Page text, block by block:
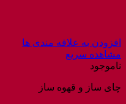
افزودن به علاقه مندی ها
مشاهده سریع
ناموجود
چای ساز و قهوه ساز